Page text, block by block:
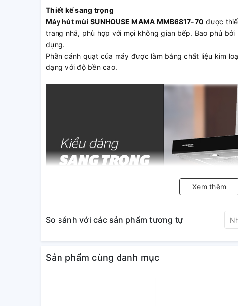
Thiết kế sang trọng
Máy hút mùi SUNHOUSE MAMA MMB6817-70 được
trang nhã, phù hợp với mọi không gian bếp. Bao phủ
dụng.
Phần cánh quạt của máy được làm bằng chất liệu kim
dạng với độ bền cao.
Xem thêm
So sánh với các sản phẩm tương tự
Sản phẩm cùng danh mục